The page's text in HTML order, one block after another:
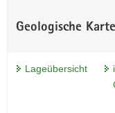
Geologische
Lageübersicht